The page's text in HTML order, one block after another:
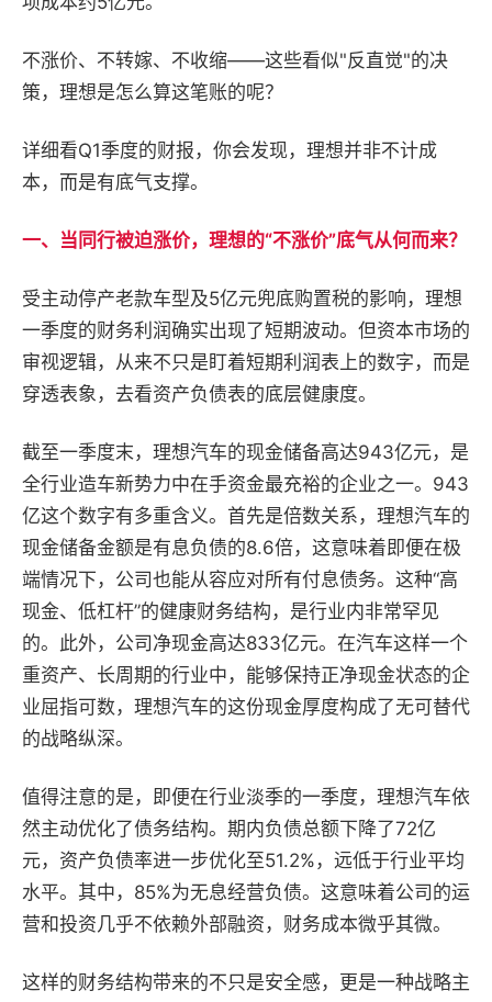
不涨价、不转嫁、不收缩——这些看似"反直觉"的决
策，理想是怎么算这笔账的呢？
详细看Q1季度的财报，你会发现，理想并非不计成
本，而是有底气支撑。
一、当同行被迫涨价，理想的“不涨价”底气从何而来？
受主动停产老款车型及5亿元兜底购置税的影响，理想
一季度的财务利润确实出现了短期波动。但资本市场的
审视逻辑，从来不只是盯着短期利润表上的数字，而是
穿透表象，去看资产负债表的底层健康度。
截至一季度末，理想汽车的现金储备高达943亿元，是
全行业造车新势力中在手资金最充裕的企业之一。943
亿这个数字有多重含义。首先是倍数关系，理想汽车的
现金储备金额是有息负债的8.6倍，这意味着即便在极
端情况下，公司也能从容应对所有付息债务。这种“高
现金、低杠杆”的健康财务结构，是行业内非常罕见
的。此外，公司净现金高达833亿元。在汽车这样一个
重资产、长周期的行业中，能够保持正净现金状态的企
业屈指可数，理想汽车的这份现金厚度构成了无可替代
的战略纵深。
值得注意的是，即便在行业淡季的一季度，理想汽车依
然主动优化了债务结构。期内负债总额下降了72亿
元，资产负债率进一步优化至51.2%，远低于行业平均
水平。其中，85%为无息经营负债。这意味着公司的运
营和投资几乎不依赖外部融资，财务成本微乎其微。
这样的财务结构带来的不只是安全感，更是一种战略主